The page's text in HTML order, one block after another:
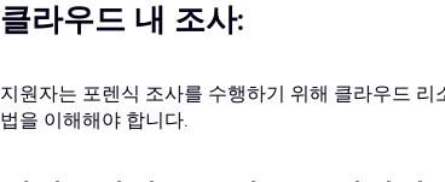
클라우드 내 조사:
지원자는 포렌식 조사를 수행하기 위해 클라우드
법을 이해해야 합니다.